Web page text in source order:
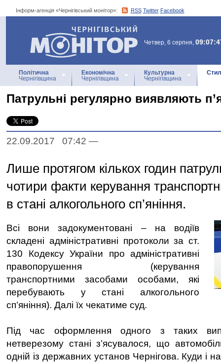
Інформ-агенція «Чернігівський монітор»: RSS Twitter Facebook
Інформ-агенція
«Чернігівський монітор»
Четвер, 6 серпня,
Політична
Чернігівщина
Економічна
Чернігівщина
Культурна
Чернігівщина
Патрульні регулярно виявляють
22.09.2017 07:42 —
Лише протягом кількох годин
чотири факти керування
в стані алкогольного сп’яніння.
Всі вони задокументовані – на водіїв
складені адміністративні протоколи за ст.
130 Кодексу України про адміністративні
правопорушення (керування
транспортними засобами особами, які
перебувають у стані алкогольного
сп’яніння). Далі їх чекатиме суд.
Під час оформлення одного з таких
нетверезому стані з’ясувалося, що
одній із державних установ Чернігова. Куди і